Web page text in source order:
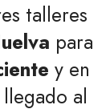
talleres
para
y en
al